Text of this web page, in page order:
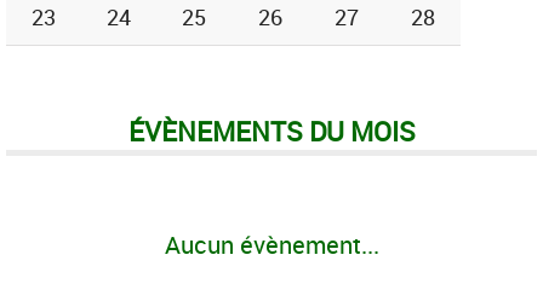
23
24 25 26 27 28
ÉVÈNEMENTS DU MOIS
Aucun évènement...